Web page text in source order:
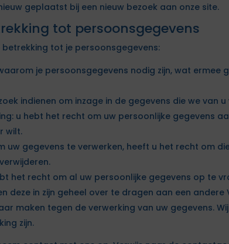
geplaatst bij een nieuw bezoek aan onze site.
tot persoonsgegevens
tot je persoonsgegevens:
je persoonsgegevens nodig zijn, wat ermee
indienen om inzage in de gegevens die we van u
u hebt het recht om uw persoonlijke gegevens
wilt.
uw gegevens te verwerken, heeft u het recht om
het recht om al uw persoonlijke gegevens op te
deze in zijn geheel over te dragen aan een
maken tegen de verwerking van uw gegevens.
zijn.